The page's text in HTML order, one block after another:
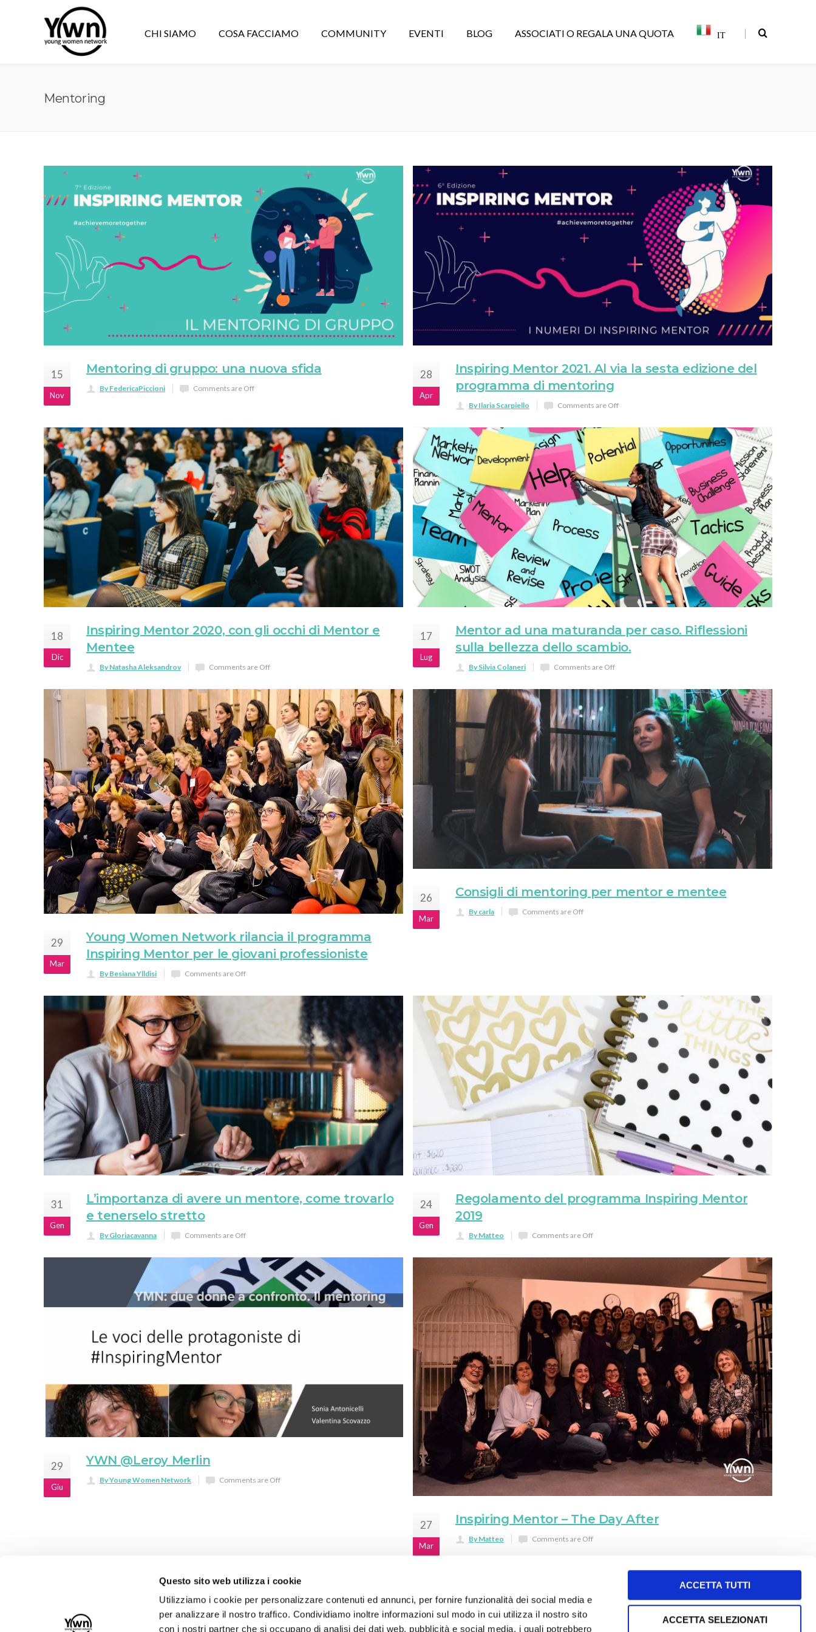
Questo sito web utilizza i cookie
Utilizziamo i cookie per personalizzare contenuti ed annunci, per fornire funzionalità dei social media e
per analizzare il nostro traffico. Condividiamo inoltre informazioni sul modo in cui utilizza il nostro sito
con i nostri partner che si occupano di analisi dei dati web, pubblicità e social media, i quali potrebbero
ACCETTA TUTTI
ACCETTA SELEZIONATI
CHI SIAMO COSA FACCIAMO COMMUNITY EVENTI BLOG ASSOCIATI O REGALA UNA QUOTA IT |
Mentoring
15
Nov
Mentoring di gruppo: una nuova sfida
By FedericaPiccioni Comments are Off
28
Apr
Inspiring Mentor 2021. Al via la sesta edizione del
programma di mentoring
By Ilaria Scarpiello Comments are Off
18
Dic
Inspiring Mentor 2020, con gli occhi di Mentor e
Mentee
By Natasha Aleksandrov Comments are Off
17
Lug
Mentor ad una maturanda per caso. Riflessioni
sulla bellezza dello scambio.
By Silvia Colaneri Comments are Off
29
Mar
Young Women Network rilancia il programma
Inspiring Mentor per le giovani professioniste
By Besiana Ylldisi Comments are Off
26
Mar
Consigli di mentoring per mentor e mentee
By carla Comments are Off
31
Gen
L’importanza di avere un mentore, come trovarlo
e tenerselo stretto
By Gloriacavanna Comments are Off
24
Gen
Regolamento del programma Inspiring Mentor
2019
By Matteo Comments are Off
29
Giu
YWN @Leroy Merlin
By Young Women Network Comments are Off
27
Mar
Inspiring Mentor – The Day After
By Matteo Comments are Off